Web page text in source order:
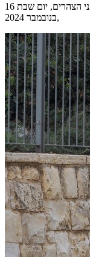
הנה מגוון והתוצרת מהרכיבה בירושלים בשבת לפני הצהרים, יום שבת 16
בנובמבר 2024,